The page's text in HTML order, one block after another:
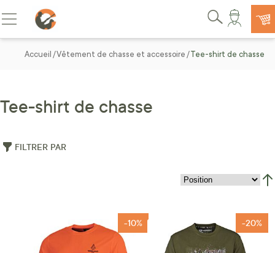
Allez au contenu
Basculer la navigation
Rechercher
Accueil Vêtement de chasse et accessoire Tee-shirt de chasse
Tee-shirt de chasse
FILTRER PAR
-10% -20%